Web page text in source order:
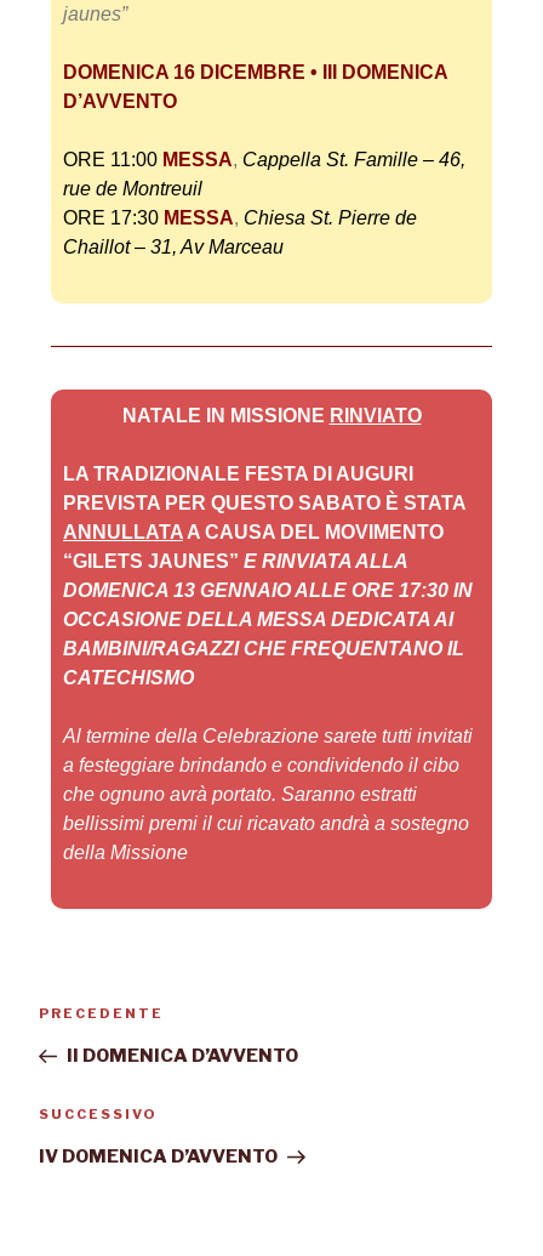
jaunes”
DOMENICA 16 DICEMBRE • III DOMENICA
D’AVVENTO
ORE 11:00 MESSA, Cappella St. Famille – 46,
rue de Montreuil
ORE 17:30 MESSA, Chiesa St. Pierre de
Chaillot – 31, Av Marceau
NATALE IN MISSIONE RINVIATO
LA TRADIZIONALE FESTA DI AUGURI
PREVISTA PER QUESTO SABATO È STATA
ANNULLATA A CAUSA DEL MOVIMENTO
“GILETS JAUNES” E RINVIATA ALLA
DOMENICA 13 GENNAIO ALLE ORE 17:30 IN
OCCASIONE DELLA MESSA DEDICATA AI
BAMBINI/RAGAZZI CHE FREQUENTANO IL
CATECHISMO
Al termine della Celebrazione sarete tutti invitati
a festeggiare brindando e condividendo il cibo
che ognuno avrà portato. Saranno estratti
bellissimi premi il cui ricavato andrà a sostegno
della Missione
PRECEDENTE
II DOMENICA D’AVVENTO
SUCCESSIVO
IV DOMENICA D’AVVENTO